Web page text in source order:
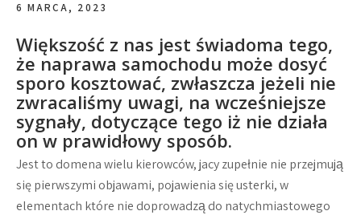
6 MARCA, 2023
Większość z nas jest świadoma tego,
że naprawa samochodu może dosyć
sporo kosztować, zwłaszcza jeżeli nie
zwracaliśmy uwagi, na wcześniejsze
sygnały, dotyczące tego iż nie działa
on w prawidłowy sposób.
Jest to domena wielu kierowców, jacy zupełnie nie przejmują
się pierwszymi objawami, pojawienia się usterki, w
elementach które nie doprowadzą do natychmiastowego